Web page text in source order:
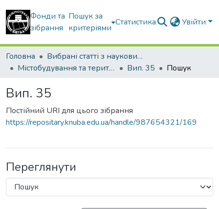
Фонди та
зібрання
Пошук за
критеріями
Статистика Увійти
Головна
Вибрані статті з наукових збірників КНУБА
Містобудування та територіальне планування
Вип. 35 Пошук
Вип. 35
Постійний URI для цього зібрання
https://repositary.knuba.edu.ua/handle/987654321/169
Переглянути